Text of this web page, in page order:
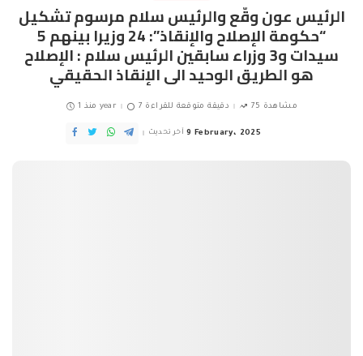
الرئيس عون وقّع والرئيس سلام مرسوم تشكيل
“حكومة الإصلاح والإنقاذ”: 24 وزيرا بينهم 5
سيدات و3 وزراء سابقين الرئيس سلام : الإصلاح
هو الطريق الوحيد الى الإنقاذ الحقيقي
منذ 1 year 7 دقيقة متوقعة للقراءة 75 مشاهدة
آخر تحديث 9 February، 2025